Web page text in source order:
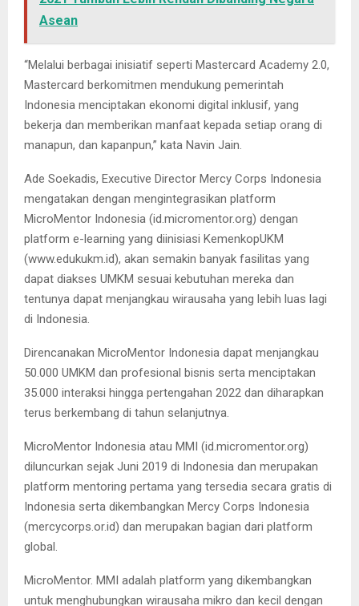
Asean
“Melalui berbagai inisiatif seperti Mastercard Academy 2.0,
Mastercard berkomitmen mendukung pemerintah
Indonesia menciptakan ekonomi digital inklusif, yang
bekerja dan memberikan manfaat kepada setiap orang di
manapun, dan kapanpun,” kata Navin Jain.
Ade Soekadis, Executive Director Mercy Corps Indonesia
mengatakan dengan mengintegrasikan platform
MicroMentor Indonesia (id.micromentor.org) dengan
platform e-learning yang diinisiasi KemenkopUKM
(www.edukukm.id), akan semakin banyak fasilitas yang
dapat diakses UMKM sesuai kebutuhan mereka dan
tentunya dapat menjangkau wirausaha yang lebih luas lagi
di Indonesia.
Direncanakan MicroMentor Indonesia dapat menjangkau
50.000 UMKM dan profesional bisnis serta menciptakan
35.000 interaksi hingga pertengahan 2022 dan diharapkan
terus berkembang di tahun selanjutnya.
MicroMentor Indonesia atau MMI (id.micromentor.org)
diluncurkan sejak Juni 2019 di Indonesia dan merupakan
platform mentoring pertama yang tersedia secara gratis di
Indonesia serta dikembangkan Mercy Corps Indonesia
(mercycorps.or.id) dan merupakan bagian dari platform
global.
MicroMentor. MMI adalah platform yang dikembangkan
untuk menghubungkan wirausaha mikro dan kecil dengan